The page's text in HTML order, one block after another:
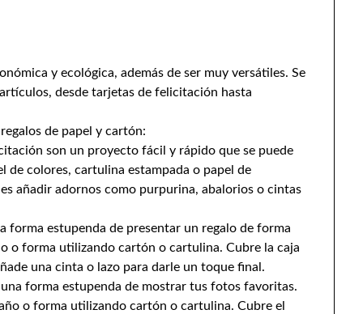
y ecológica, además de ser muy versátiles. Se
desde tarjetas de felicitación hasta
de papel y cartón:
son un proyecto fácil y rápido que se puede
de colores, cartulina estampada o papel de
añadir adornos como purpurina, abalorios o cintas
forma estupenda de presentar un regalo de forma
o forma utilizando cartón o cartulina. Cubre la caja
una cinta o lazo para darle un toque final.
forma estupenda de mostrar tus fotos favoritas.
o forma utilizando cartón o cartulina. Cubre el